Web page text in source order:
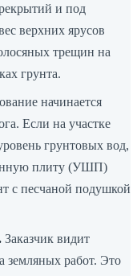
и под
верхних ярусов
трещин на
грунта.
начинается
Если на участке
грунтовых вод,
плиту (УШП)
с песчаной подушкой
Заказчик видит
земляных работ. Это